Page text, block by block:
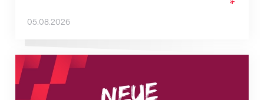
05.08.2026
Neue Empfangszeiten ab 1. August 2026